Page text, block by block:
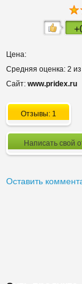
Цена:
Средняя оценка: 2
Сайт: www.pridex.ru
Отзывы: 1
Написать свой
Оставить